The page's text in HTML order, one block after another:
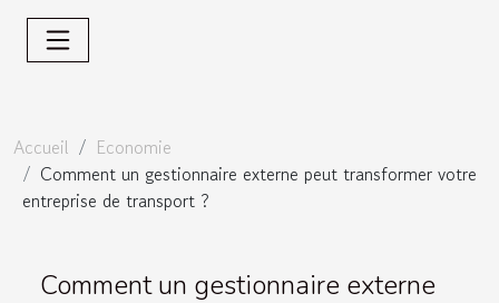
Accueil
Economie
Comment un gestionnaire externe peut transformer votre
entreprise de transport ?
Comment un gestionnaire externe